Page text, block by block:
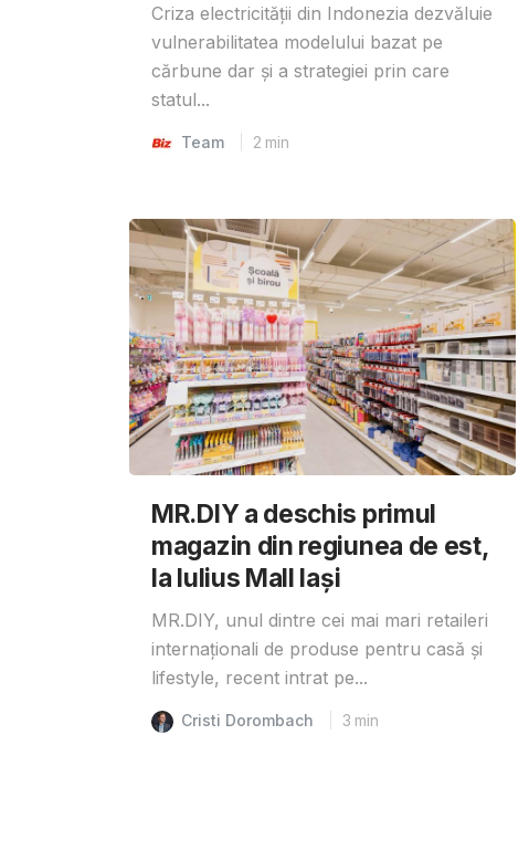
Criza electricității din Indonezia dezvăluie
vulnerabilitatea modelului bazat pe
cărbune dar și a strategiei prin care
statul...
Team 2 min
MR.DIY a deschis primul
magazin din regiunea de est,
la Iulius Mall Iași
MR.DIY, unul dintre cei mai mari retaileri
internaționali de produse pentru casă și
lifestyle, recent intrat pe...
Cristi Dorombach 3 min